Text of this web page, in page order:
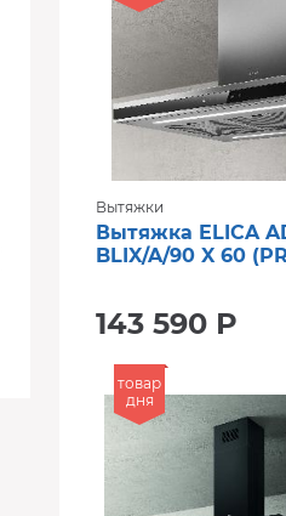
Вытяжки
Вытяжка ELICA
BLIX/A/90 X 60
143 590 Р
товар
дня